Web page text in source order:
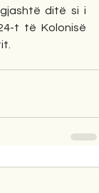
ditë si i
t të Kolonisë